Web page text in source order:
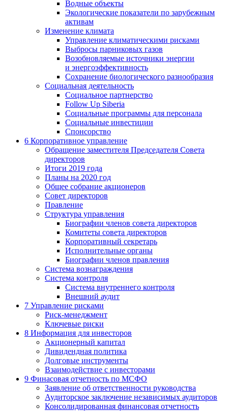
Водные объекты
Экологические показатели по зарубежным
активам
Изменение климата
Управление климатическими рисками
Выбросы парниковых газов
Возобновляемые источники энергии
и энергоэффективность
Сохранение биологического разнообразия
Социальная деятельность
Социальное партнерство
Follow Up Siberia
Социальные программы для персонала
Социальные инвестиции
Спонсорство
6 Корпоративное управление
Обращение заместителя Председателя Совета
директоров
Итоги 2019 года
Планы на 2020 год
Общее собрание акционеров
Совет директоров
Правление
Структура управления
Биографии членов совета директоров
Комитеты совета директоров
Корпоративный секретарь
Исполнительные органы
Биографии членов правления
Система вознаграждения
Система контроля
Система внутреннего контроля
Внешний аудит
7 Управление рисками
Риск-менеджмент
Ключевые риски
8 Информация для инвесторов
Акционерный капитал
Дивидендная политика
Долговые инструменты
Взаимодействие с инвеcторами
9 Финасовая отчетность по МСФО
Заявление об ответственности руководства
Аудиторское заключение независимых аудиторов
Консолидированная финансовая отчетность